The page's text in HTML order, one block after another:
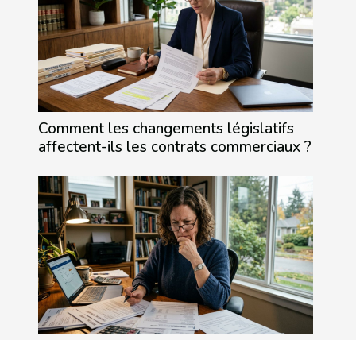
Comment les changements législatifs
affectent-ils les contrats commerciaux ?